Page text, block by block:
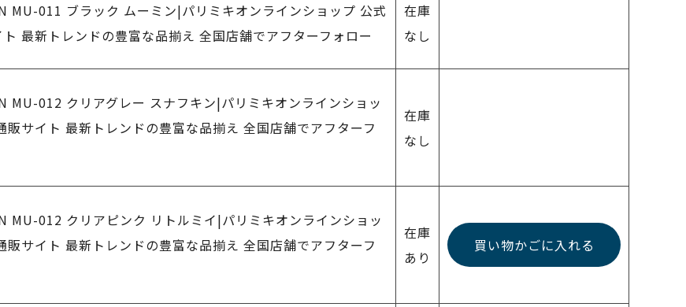
MU-011 ブラック ムーミン|パリミキオンラインショップ 公式
最新トレンドの豊富な品揃え 全国店舗でアフターフォロー
在庫
なし
MU-012 クリアグレー スナフキン|パリミキオンラインショッ
販サイト 最新トレンドの豊富な品揃え 全国店舗でアフターフ
在庫
なし
MU-012 クリアピンク リトルミイ|パリミキオンラインショッ
販サイト 最新トレンドの豊富な品揃え 全国店舗でアフターフ
在庫
あり
買い物かごに入れる